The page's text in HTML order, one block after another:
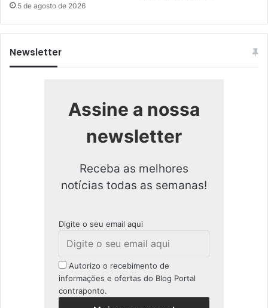
5 de agosto de 2026
Newsletter
Assine a nossa
newsletter
Receba as melhores
notícias todas as semanas!
Digite o seu email aqui
Autorizo o recebimento de
informações e ofertas do Blog Portal
contraponto.